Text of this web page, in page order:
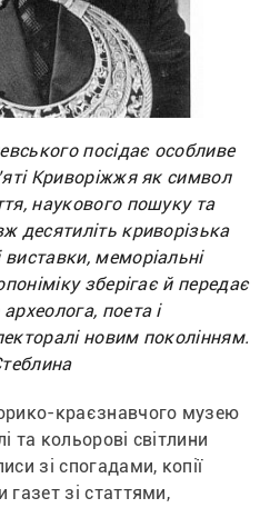
посідає особливе
Криворіжжя як символ
наукового пошуку та
десятиліть криворізька
меморіальні
зберігає й передає
поета і
новим поколінням.
краєзнавчого музею
та кольорові світлини
зі спогадами, копії
газет зі статтями,